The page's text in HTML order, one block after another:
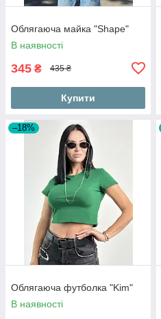
Облягаюча майка "Shape"
В наявності
345 ₴ 435 ₴
Купити
–18%
Облягаюча футболка "Kim"
В наявності